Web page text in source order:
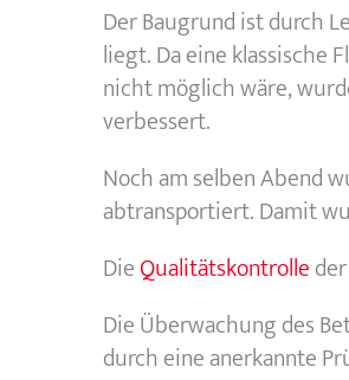
Der Baugrund ist durch
liegt. Da eine klassische
nicht möglich wäre,
verbessert.
Noch am selben Abend
abtransportiert. Damit
DieQualitätskontrolleder
Die Überwachung des
durch eine anerkannte